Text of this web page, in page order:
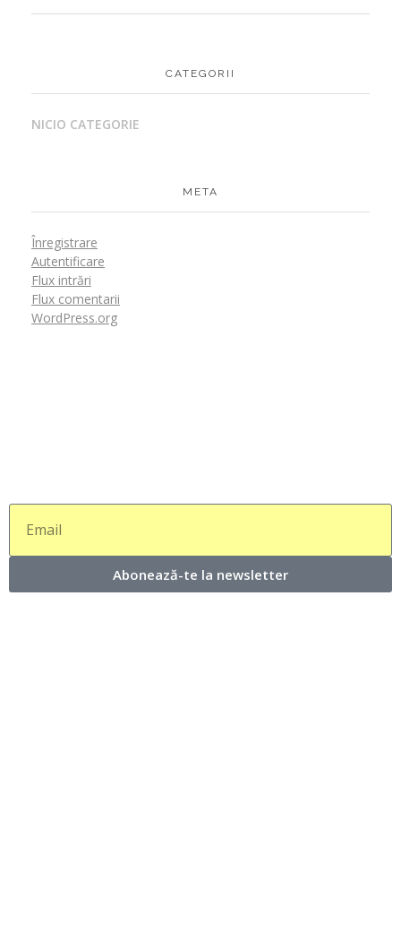
CATEGORII
NICIO CATEGORIE
META
Înregistrare
Autentificare
Flux intrări
Flux comentarii
WordPress.org
Abonează-te la newsletter